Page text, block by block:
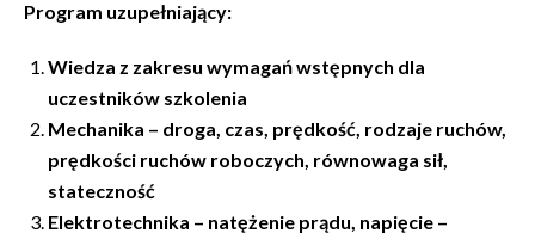
Program uzupełniający:
Wiedza z zakresu wymagań wstępnych dla
uczestników szkolenia
Mechanika – droga, czas, prędkość, rodzaje ruchów,
prędkości ruchów roboczych, równowaga sił,
stateczność
Elektrotechnika – natężenie prądu, napięcie –